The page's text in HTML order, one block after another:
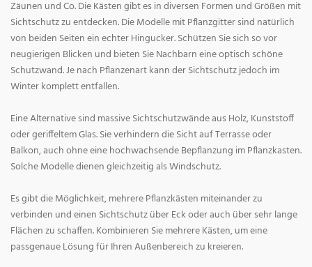
Zäunen und Co. Die Kästen gibt es in diversen Formen und Größen mit
Sichtschutz zu entdecken. Die Modelle mit Pflanzgitter sind natürlich
von beiden Seiten ein echter Hingucker. Schützen Sie sich so vor
neugierigen Blicken und bieten Sie Nachbarn eine optisch schöne
Schutzwand. Je nach Pflanzenart kann der Sichtschutz jedoch im
Winter komplett entfallen.
Eine Alternative sind massive Sichtschutzwände aus Holz, Kunststoff
oder geriffeltem Glas. Sie verhindern die Sicht auf Terrasse oder
Balkon, auch ohne eine hochwachsende Bepflanzung im Pflanzkasten.
Solche Modelle dienen gleichzeitig als Windschutz.
Es gibt die Möglichkeit, mehrere Pflanzkästen miteinander zu
verbinden und einen Sichtschutz über Eck oder auch über sehr lange
Flächen zu schaffen. Kombinieren Sie mehrere Kästen, um eine
passgenaue Lösung für Ihren Außenbereich zu kreieren.